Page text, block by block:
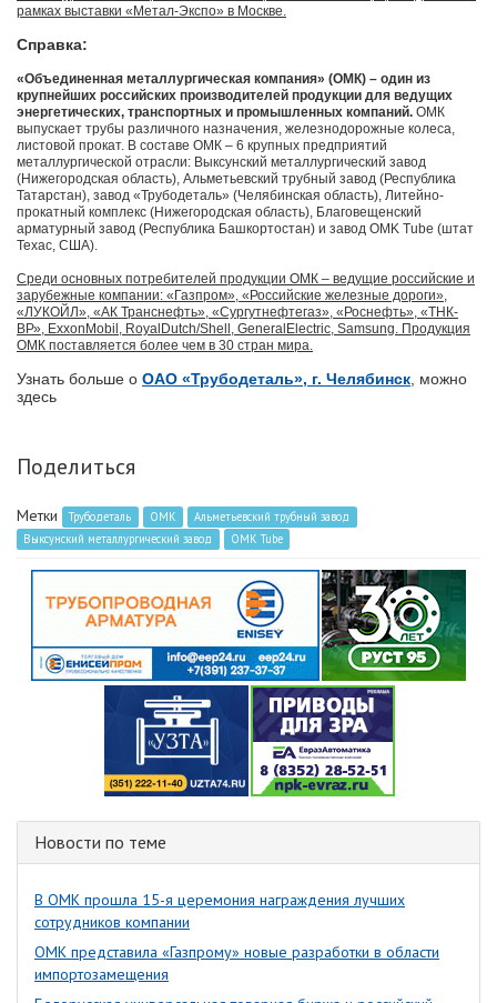
рамках выставки «Метал-Экспо» в Москве.
Справка:
«Объединенная металлургическая компания» (ОМК) – один из
крупнейших российских производителей продукции для ведущих
энергетических, транспортных и промышленных компаний. ОМК
выпускает трубы различного назначения, железнодорожные колеса,
листовой прокат. В составе ОМК – 6 крупных предприятий
металлургической отрасли: Выксунский металлургический завод
(Нижегородская область), Альметьевский трубный завод (Республика
Татарстан), завод «Трубодеталь» (Челябинская область), Литейно-
прокатный комплекс (Нижегородская область), Благовещенский
арматурный завод (Республика Башкортостан) и завод OMK Tube (штат
Техас, США).
Среди основных потребителей продукции ОМК – ведущие российские и
зарубежные компании: «Газпром», «Российские железные дороги»,
«ЛУКОЙЛ», «АК Транснефть», «Сургутнефтегаз», «Роснефть», «ТНК-
ВР», ExxonMobil, RoyalDutch/Shell, GeneralElectric, Samsung. Продукция
ОМК поставляется более чем в 30 стран мира.
Узнать больше о ОАО «Трубодеталь», г. Челябинск, можно
здесь
Поделиться
Метки Трубодеталь ОМК
Альметьевский трубный завод
Выксунский металлургический завод
OMK Tube
Новости по теме
В ОМК прошла 15-я церемония награждения лучших
сотрудников компании
ОМК представила «Газпрому» новые разработки в области
импортозамещения